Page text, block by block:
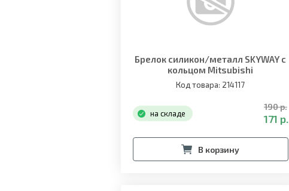
Брелок силикон/металл SKYWAY с
кольцом Mitsubishi
Код товара: 214117
на складе
190 р.
171 р.
В корзину